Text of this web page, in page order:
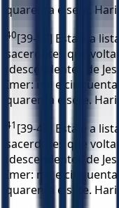
quarenta e sete.
40[39-42] Esta é a
sacerdotes que
(descendentes de
Imer: mil e
quarenta e sete.
41 [39-42] Esta é a
sacerdotes que
(descendentes de
Imer: mil e
quarenta e sete.